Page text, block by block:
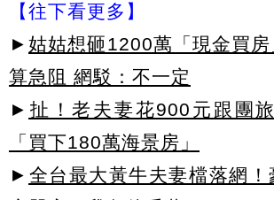
【往下看更多】
► 姑姑想砸1200萬「現金買房
算急阻 網駁：不一定
► 扯！老夫妻花900元跟團
「買下180萬海景房」
► 全台最大黃牛夫妻檔落網！